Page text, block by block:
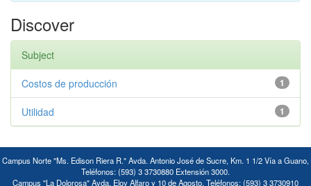
Discover
Subject
1
Costos de producción
1
Utilidad
Campus Norte "Ms. Edison Riera R." Avda. Antonio José de Sucre, Km. 1 1/2 Vía a Guano,
Teléfonos: (593) 3 3730880 Extensión 3000.
Campus "La Dolorosa" Avda. Eloy Alfaro y 10 de Agosto. Teléfonos: (593) 3 3730910